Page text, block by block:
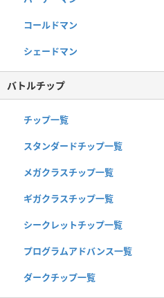
コールドマン
シェードマン
バトルチップ
チップ一覧
スタンダードチップ一覧
メガクラスチップ一覧
ギガクラスチップ一覧
シークレットチップ一覧
プログラムアドバンス一覧
ダークチップ一覧